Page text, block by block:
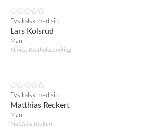
Fysikalsk medisin
Lars Kolsrud
Mann
Klinikk Kostholdsendring
Fysikalsk medisin
Matthias Reckert
Mann
Matthias Reckert